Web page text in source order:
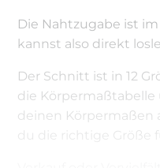
Die Nahtzugabe ist
kannst also direkt
Der Schnitt ist in 12
die Körpermaßtabelle
deinen Körpermaßen